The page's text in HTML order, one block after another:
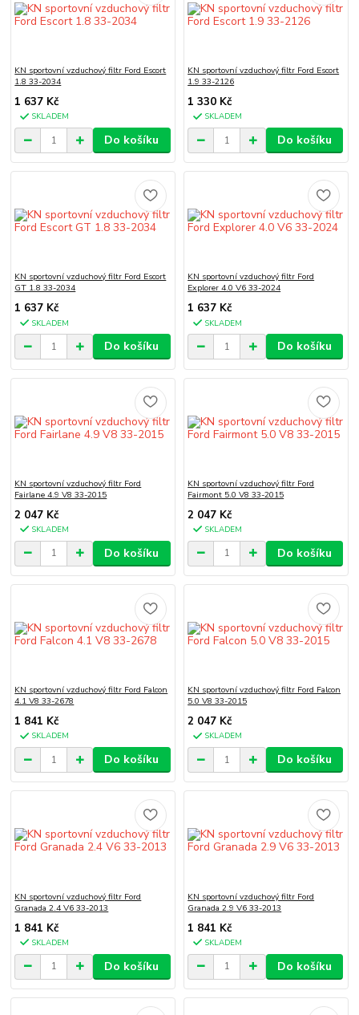
KN sportovní vzduchový filtr Ford Escort
1.8 33-2034
1 637 Kč
SKLADEM
Do košíku
KN sportovní vzduchový filtr Ford Escort
1.9 33-2126
1 330 Kč
SKLADEM
Do košíku
KN sportovní vzduchový filtr Ford Escort
GT 1.8 33-2034
1 637 Kč
SKLADEM
Do košíku
KN sportovní vzduchový filtr Ford
Explorer 4.0 V6 33-2024
1 637 Kč
SKLADEM
Do košíku
KN sportovní vzduchový filtr Ford
Fairlane 4.9 V8 33-2015
2 047 Kč
SKLADEM
Do košíku
KN sportovní vzduchový filtr Ford
Fairmont 5.0 V8 33-2015
2 047 Kč
SKLADEM
Do košíku
KN sportovní vzduchový filtr Ford Falcon
4.1 V8 33-2678
1 841 Kč
SKLADEM
Do košíku
KN sportovní vzduchový filtr Ford Falcon
5.0 V8 33-2015
2 047 Kč
SKLADEM
Do košíku
KN sportovní vzduchový filtr Ford
Granada 2.4 V6 33-2013
1 841 Kč
SKLADEM
Do košíku
KN sportovní vzduchový filtr Ford
Granada 2.9 V6 33-2013
1 841 Kč
SKLADEM
Do košíku